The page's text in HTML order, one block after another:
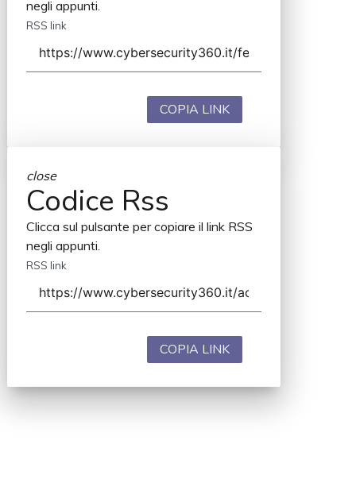
negli appunti.
RSS link
COPIA LINK
close
Codice Rss
Clicca sul pulsante per copiare il link RSS
negli appunti.
RSS link
COPIA LINK